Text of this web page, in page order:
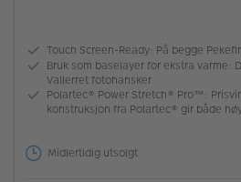
Touch Screen-Ready: På begge
Bruk som baselayer for ekstra varme:
Vallerret fotohansker
Polartec® Power Stretch® Pro™:
konstruksjon fra Polartec® gir både
Midlertidig utsolgt